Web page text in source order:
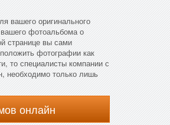
вашего оригинального
фотоальбома о
странице вы сами
фотографии как
то специалисты компании с
необходимо только лишь
онлайн